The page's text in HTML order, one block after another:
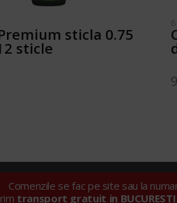
sticla 0.75
sticle
Import Export SRL |Politica privind
Comenzile se fac pe site sau la
transport gratuit in